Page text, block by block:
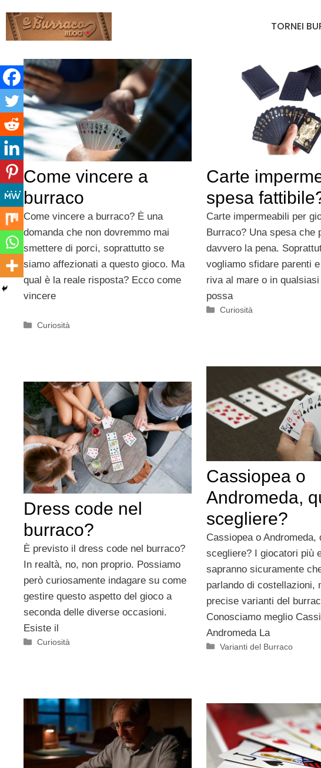
contenuto
TORNEI
Come vincere a
burraco
Come vincere a burraco? È una
domanda che non dovremmo mai
smettere di porci, soprattutto se
siamo affezionati a questo gioco. Ma
qual è la reale risposta? Ecco come
vincere
Categorie
Curiosità
Carte
spesa
Carte impermeabili per
Burraco? Una spesa che
davvero la pena.
vogliamo sfidare parenti
riva al mare o in
possa
Categorie
Curiosità
Cassiopea o
Andromeda,
scegliere?
Cassiopea o Andromeda,
scegliere? I giocatori più
sapranno sicuramente
parlando di costellazioni,
precise varianti del
Conosciamo meglio
Andromeda La
Categorie
Varianti del Burraco
Dress code nel
burraco?
È previsto il dress code nel burraco?
In realtà, no, non proprio. Possiamo
però curiosamente indagare su come
gestire questo aspetto del gioco a
seconda delle diverse occasioni.
Esiste il
Categorie
Curiosità